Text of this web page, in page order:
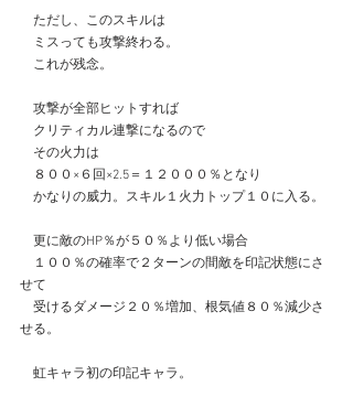
ただし、このスキルは
ミスっても攻撃終わる。
これが残念。
攻撃が全部ヒットすれば
クリティカル連撃になるので
その火力は
８００×６回×2.5＝１２０００％となり
かなりの威力。スキル１火力トップ１０に入る。
更に敵のHP％が５０％より低い場合
１００％の確率で２ターンの間敵を印記状態にさ
せて
受けるダメージ２０％増加、根気値８０％減少さ
せる。
虹キャラ初の印記キャラ。